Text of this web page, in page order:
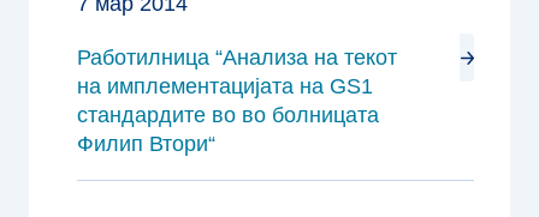
Работилница “Анализа на текот
на имплементацијата на GS1
стандардите во во болницата
Филип Втори“